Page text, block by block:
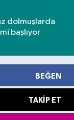
dolmuşlarda
başlıyor
BEĞEN
TAKIP ET